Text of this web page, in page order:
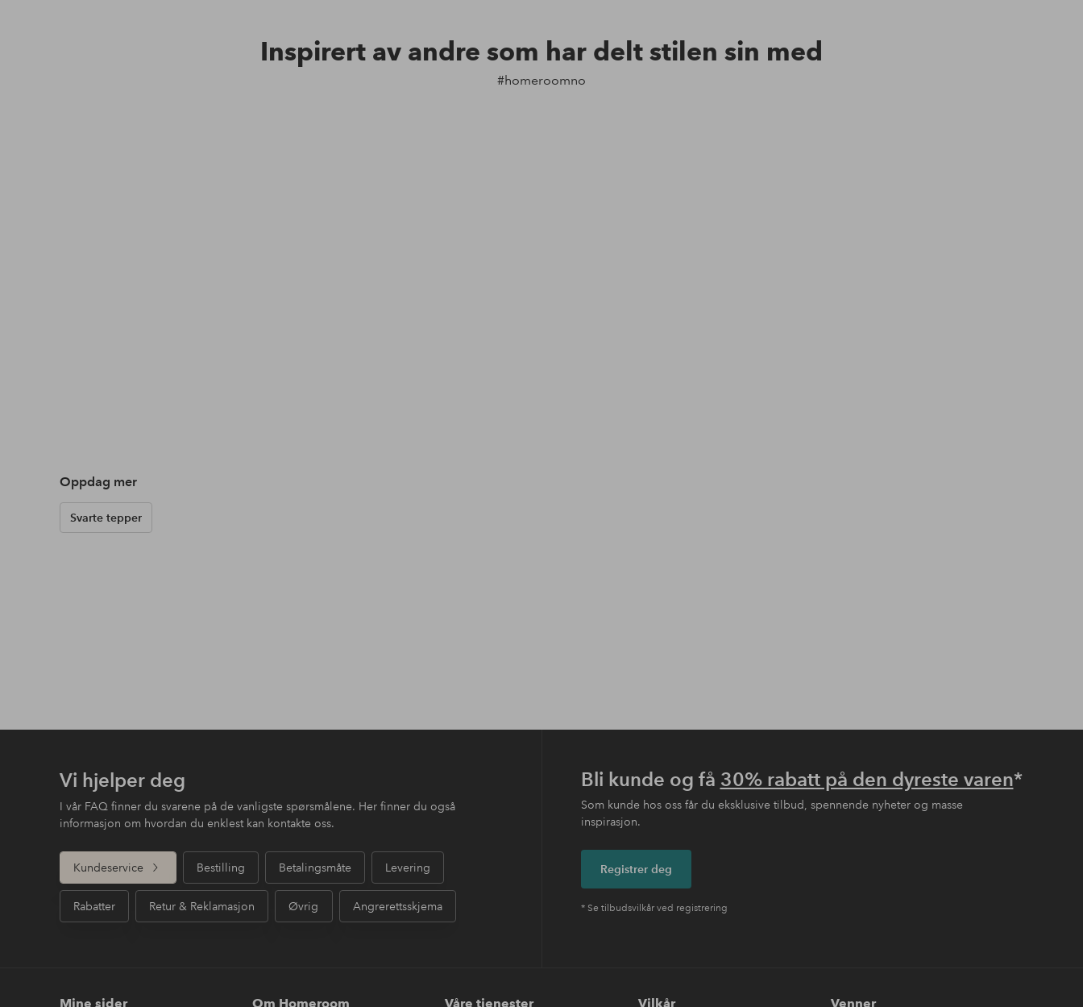
Inspirert av andre som har delt stilen sin med
#homeroomno
Oppdag mer
Svarte tepper
Vi hjelper deg
I vår FAQ finner du svarene på de vanligste spørsmålene. Her finner du også
informasjon om hvordan du enklest kan kontakte oss.
Kundeservice Bestilling Betalingsmåte Levering
Rabatter Retur & Reklamasjon Øvrig Angrerettsskjema
Bli kunde og få 30% rabatt på den dyreste varen*
Som kunde hos oss får du eksklusive tilbud, spennende nyheter og masse
inspirasjon.
Registrer deg
* Se tilbudsvilkår ved registrering
Mine sider Om Homeroom Våre tjenester Vilkår Venner